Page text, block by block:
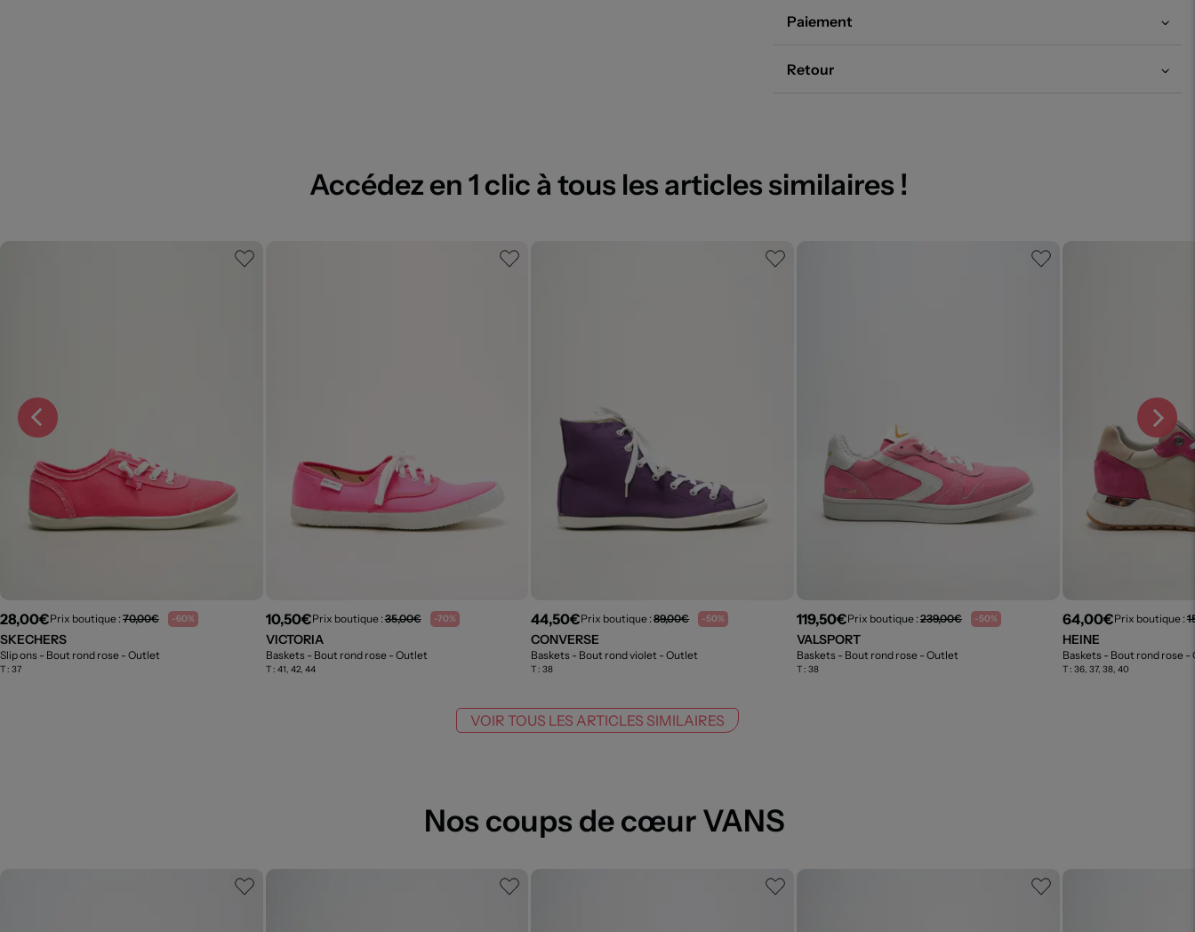
Paiement
Retour
Accédez en 1 clic à tous les articles similaires !
28,00€Prix boutique : 70,00€ -60%
SKECHERS
Slip ons - Bout rond rose - Outlet
T : 37
10,50€Prix boutique :35,00€ -70%
VICTORIA
Baskets - Bout rond rose - Outlet
T : 41, 42, 44
44,50€Prix boutique :89,00€ -50%
CONVERSE
Baskets - Bout rond violet - Outlet
T :38
119,50€Prix boutique :239,00€ -50%
VALSPORT
Baskets - Bout rond rose - Outlet
T :38
64,00€Prix boutique :
HEINE
Baskets - Bout rond rose -
T : 36, 37, 38, 40
VOIR TOUS LES ARTICLES SIMILAIRES
Nos coups de cœur VANS